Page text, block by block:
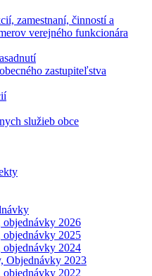
zamestnaní, činností a
verejného funkcionára
zastupiteľstva
služieb obce
2026
2025
2024
Objednávky 2023
2022